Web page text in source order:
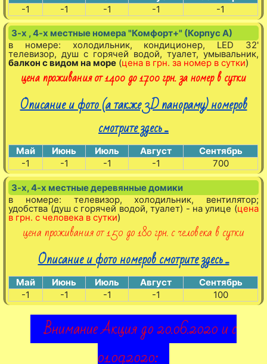
-1
-1 -1 -1 -1
3-х , 4-х местные номера "Комфорт+" (Корпус А)
в номере: холодильник, кондиционер, LED 32'
телевизор, душ с горячей водой, туалет, умывальник,
балкон с видом на море (цена в грн. за номер в сутки)
цена проживания от 1400 до 1700 грн. за номер в сутки
Описание и фото (а также 3D панораму) номеров
смотрите здесь ...
Май Июнь Июль Август
Сентябрь
-1
-1 -1 -1 700
3-х, 4-х местные деревянные домики
в номере: телевизор, холодильник, вентилятор;
удобства (душ с горячей водой, туалет) - на улице (цена
в грн. с человека в сутки)
цена проживания от 150 до 180 грн. с человека в сутки
Описание и фото номеров смотрите здесь ...
Май Июнь Июль Август
Сентябрь
-1
-1 -1 -1 100
Внимание Акция до 20.06.2020 и с
01.09.2020: